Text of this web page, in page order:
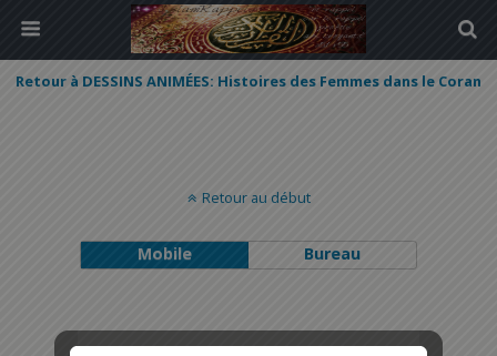
Retour à DESSINS ANIMÉES: Histoires des Femmes dans le Coran
Retour au début
Mobile Bureau